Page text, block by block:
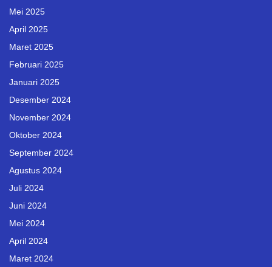
Mei 2025
April 2025
Maret 2025
Februari 2025
Januari 2025
Desember 2024
November 2024
Oktober 2024
September 2024
Agustus 2024
Juli 2024
Juni 2024
Mei 2024
April 2024
Maret 2024